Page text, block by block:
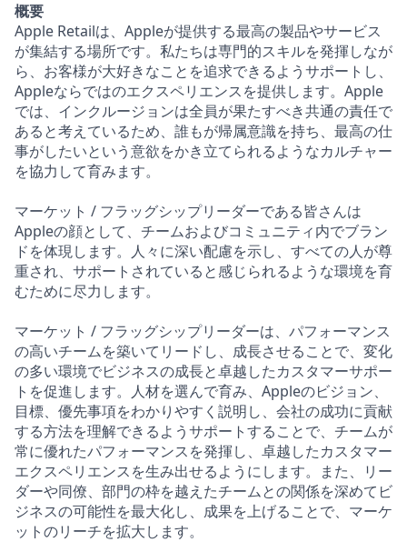
概要
Apple Retailは、Appleが提供する最高の製品やサービス
が集結する場所です。私たちは専門的スキルを発揮しなが
ら、お客様が大好きなことを追求できるようサポートし、
Appleならではのエクスペリエンスを提供します。Apple
では、インクルージョンは全員が果たすべき共通の責任で
あると考えているため、誰もが帰属意識を持ち、最高の仕
事がしたいという意欲をかき立てられるようなカルチャー
を協力して育みます。
マーケット / フラッグシップリーダーである皆さんは
Appleの顔として、チームおよびコミュニティ内でブラン
ドを体現します。人々に深い配慮を示し、すべての人が尊
重され、サポートされていると感じられるような環境を育
むために尽力します。
マーケット / フラッグシップリーダーは、パフォーマンス
の高いチームを築いてリードし、成長させることで、変化
の多い環境でビジネスの成長と卓越したカスタマーサポー
トを促進します。人材を選んで育み、Appleのビジョン、
目標、優先事項をわかりやすく説明し、会社の成功に貢献
する方法を理解できるようサポートすることで、チームが
常に優れたパフォーマンスを発揮し、卓越したカスタマー
エクスペリエンスを生み出せるようにします。また、リー
ダーや同僚、部門の枠を越えたチームとの関係を深めてビ
ジネスの可能性を最大化し、成果を上げることで、マーケ
ットのリーチを拡大します。